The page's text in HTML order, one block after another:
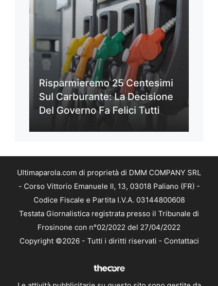
Risparmieremo 25 Centesimi
Sul Carburante: La Decisione
Del Governo Fa Felici Tutti
Ultimaparola.com di proprietà di DMM COMPANY SRL
- Corso Vittorio Emanuele II, 13, 03018 Paliano (FR) -
Codice Fiscale e Partita I.V.A. 03144800608
Testata Giornalistica registrata presso il Tribunale di
Frosinone con n°02/2022 del 27/04/2022
Copyright ©2026 - Tutti i diritti riservati - Contattaci